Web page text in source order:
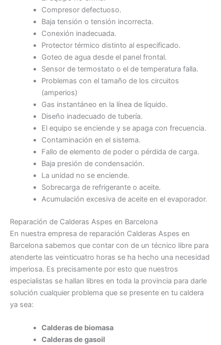
Compresor defectuoso.
Baja tensión o tensión incorrecta.
Conexión inadecuada.
Protector térmico distinto al especificado.
Goteo de agua desde el panel frontal.
Sensor de termostato o el de temperatura falla.
Problemas con el tamaño de los circuitos
(amperios)
Gas instantáneo en la línea de líquido.
Diseño inadecuado de tubería.
El equipo se enciende y se apaga con frecuencia.
Contaminación en el sistema.
Fallo de elemento de poder o pérdida de carga.
Baja presión de condensación.
La unidad no se enciende.
Sobrecarga de refrigerante o aceite.
Acumulación excesiva de aceite en el evaporador.
Reparación de Calderas Aspes en Barcelona
En nuestra empresa de reparación Calderas Aspes en
Barcelona sabemos que contar con de un técnico libre para
atenderte las veinticuatro horas se ha hecho una necesidad
imperiosa. Es precisamente por esto que nuestros
especialistas se hallan libres en toda la provincia para darle
solución cualquier problema que se presente en tu caldera
ya sea:
Calderas de biomasa
Calderas de gasoil